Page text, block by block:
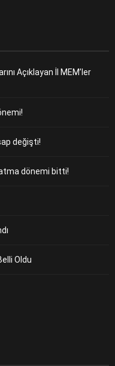
Açıklayan İl MEM’ler
değişti!
dönemi bitti!
Oldu